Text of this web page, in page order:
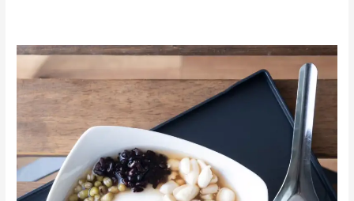
GW
期
間
中
は
休
ま
ず